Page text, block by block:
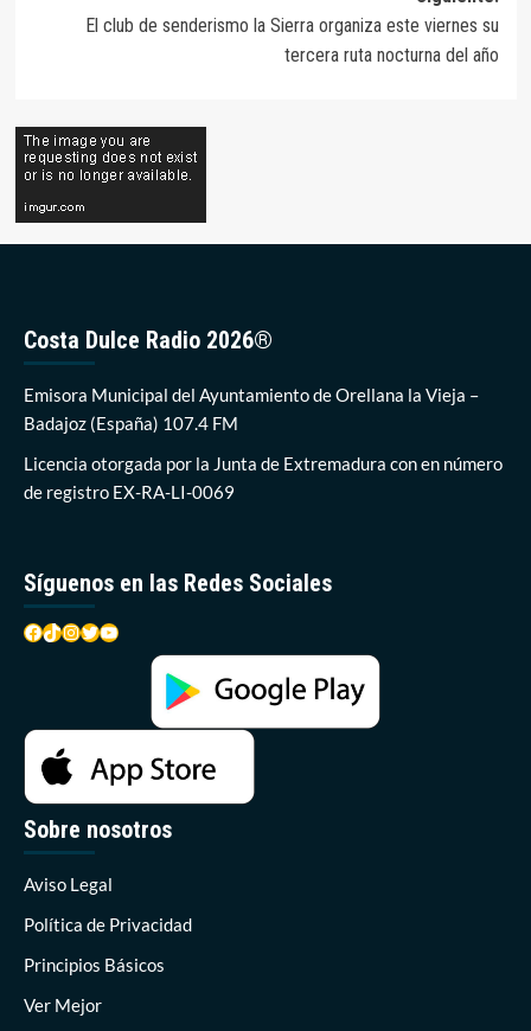
El club de senderismo la Sierra organiza este viernes su
tercera ruta nocturna del año
Costa Dulce Radio 2026®
Emisora Municipal del Ayuntamiento de Orellana la Vieja –
Badajoz (España) 107.4 FM
Licencia otorgada por la Junta de Extremadura con en número
de registro EX-RA-LI-0069
Síguenos en las Redes Sociales
Facebook
TikTok
Instagram
Twitter
YouTube
Sobre nosotros
Aviso Legal
Política de Privacidad
Principios Básicos
Ver Mejor